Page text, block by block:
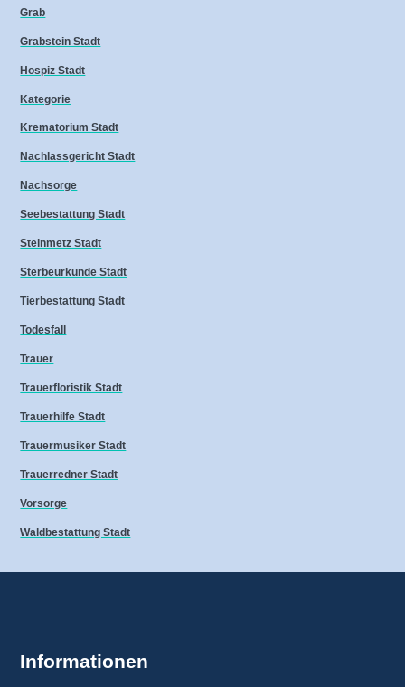
Grab
Grabstein Stadt
Hospiz Stadt
Kategorie
Krematorium Stadt
Nachlassgericht Stadt
Nachsorge
Seebestattung Stadt
Steinmetz Stadt
Sterbeurkunde Stadt
Tierbestattung Stadt
Todesfall
Trauer
Trauerfloristik Stadt
Trauerhilfe Stadt
Trauermusiker Stadt
Trauerredner Stadt
Vorsorge
Waldbestattung Stadt
Informationen